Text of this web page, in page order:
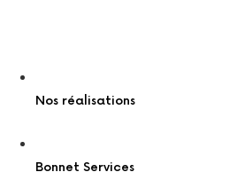
Nos réalisations
Bonnet Services